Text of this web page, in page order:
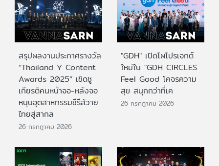
สรุปผลงานประกาศรางวัล
“Thailand Y Content
Awards 2025” เชิดชู
เกียรติคนหน้าจอ-หลังจอ
หนุนอุตสาหกรรมซีรีส์วาย
ไทยสู่สากล
26 กรกฎาคม 2026
"GDH" เปิดโผโปรเจกต์
ใหม่ใน "GDH CIRCLES
Feel Good โคจรความ
สุข สนุกกว่าที่เค
26 กรกฎาคม 2026